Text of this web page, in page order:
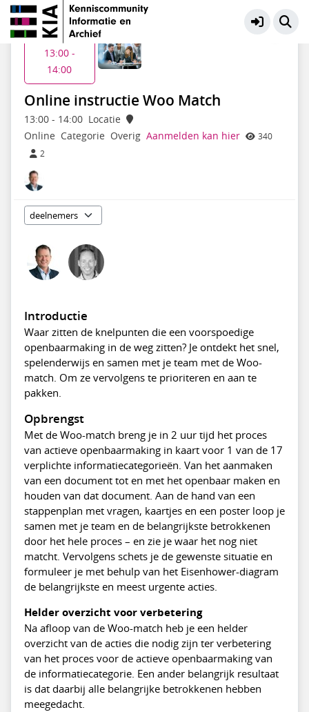
KIA Community Meer
Online instructie Woo Match
13:00- 14:00 Locatie
Online Categorie Overig Aanmelden kan hier
340
2
Do 5 feb
13:00 -
14:00
Introductie
Waar zitten de knelpunten die een voorspoedige
openbaarmaking in de weg zitten? Je ontdekt het snel,
spelenderwijs en samen met je team met de Woo-
match. Om ze vervolgens te prioriteren en aan te
pakken.
Opbrengst
Met de Woo-match breng je in 2 uur tijd het proces
van actieve openbaarmaking in kaart voor 1 van de 17
verplichte informatiecategorieën. Van het aanmaken
van een document tot en met het openbaar maken en
houden van dat document. Aan de hand van een
stappenplan met vragen, kaartjes en een poster loop je
samen met je team en de belangrijkste betrokkenen
door het hele proces – en zie je waar het nog niet
matcht. Vervolgens schets je de gewenste situatie en
formuleer je met behulp van het Eisenhower-diagram
de belangrijkste en meest urgente acties.
Helder overzicht voor verbetering
Na afloop van de Woo-match heb je een helder
overzicht van de acties die nodig zijn ter verbetering
van het proces voor de actieve openbaarmaking van
de informatiecategorie. Een ander belangrijk resultaat
is dat daarbij alle belangrijke betrokkenen hebben
meegedacht.